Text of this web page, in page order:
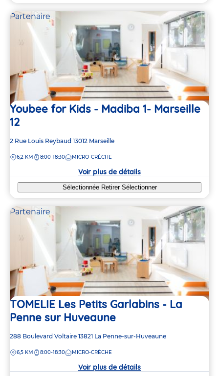
Partenaire
Youbee for Kids - Madiba 1- Marseille
12
Adresse
la
2 Rue Louis Reybaud 13012 Marseille
DISTANCE
6,2 KM 8:00-18:30 MICRO-CRÈCHE
Voir plus de détails
Sélectionnée Retirer Sélectionner
Partenaire
TOMELIE Les Petits Garlabins - La
Penne sur Huveaune
Adresse
la
288 Boulevard Voltaire 13821 La Penne-sur-Huveaune
DISTANCE
6,5 KM 8:00-18:30 MICRO-CRÈCHE
Voir plus de détails